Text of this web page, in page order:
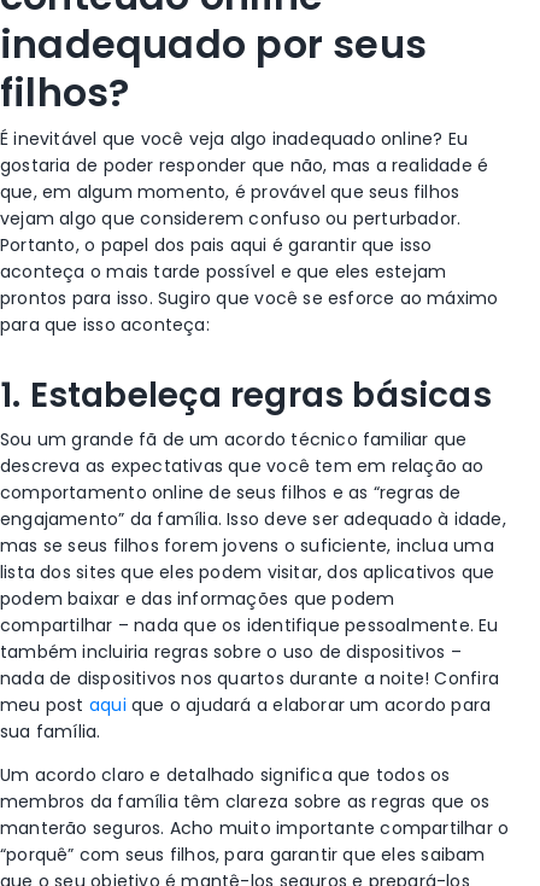
inadequado por seus
filhos?
É inevitável que você veja algo inadequado online? Eu
gostaria de poder responder que não, mas a realidade é
que, em algum momento, é provável que seus filhos
vejam algo que considerem confuso ou perturbador.
Portanto, o papel dos pais aqui é garantir que isso
aconteça o mais tarde possível e que eles estejam
prontos para isso. Sugiro que você se esforce ao máximo
para que isso aconteça:
1. Estabeleça regras básicas
Sou um grande fã de um acordo técnico familiar que
descreva as expectativas que você tem em relação ao
comportamento online de seus filhos e as “regras de
engajamento” da família. Isso deve ser adequado à idade,
mas se seus filhos forem jovens o suficiente, inclua uma
lista dos sites que eles podem visitar, dos aplicativos que
podem baixar e das informações que podem
compartilhar – nada que os identifique pessoalmente. Eu
também incluiria regras sobre o uso de dispositivos –
nada de dispositivos nos quartos durante a noite! Confira
meu post aqui que o ajudará a elaborar um acordo para
sua família.
Um acordo claro e detalhado significa que todos os
membros da família têm clareza sobre as regras que os
manterão seguros. Acho muito importante compartilhar o
“porquê” com seus filhos, para garantir que eles saibam